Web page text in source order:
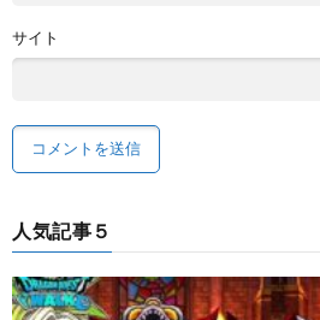
サイト
人気記事５